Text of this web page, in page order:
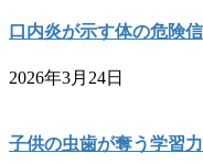
口内炎が示す体の危険信
2026年3月24日
子供の虫歯が奪う学習